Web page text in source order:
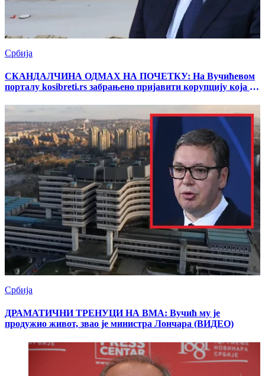
Србија
СКАНДАЛЧИНА ОДМАХ НА ПОЧЕТКУ: На Вучићевом
порталу kosibreti.rs забрањенo пријавити корупцију која се
Србија
ДРАМАТИЧНИ ТРЕНУЦИ НА ВМА: Вучић му је
продужио живот, звао је министра Лончара (ВИДЕО)